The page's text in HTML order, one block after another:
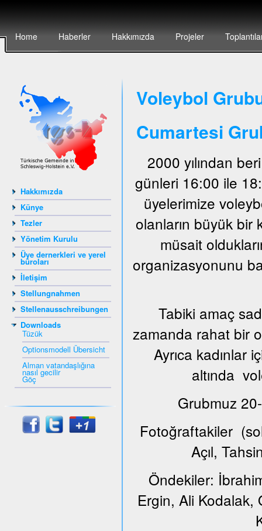
Home Haberler Hakkımızda Projeler
Hakkımızda
Künye
Tezler
Yönetim Kurulu
Üye dernerkleri ve yerel
büroları
İletişim
Stellungnahmen
Stellenausschreibungen
Downloads
Tüzük
Optionsmodell Übersicht
Alman vatandaşlığına
nasıl gecilir
Göç
Voleybol
Cumartesi
2000 yılından
günleri 16:00 ile
üyelerimize
olanların büyük bir
müsait
organizasyonunu
Tabiki amaç
zamanda rahat bir
Ayrıca kadınlar
altında
Grubmuz
Fotoğraftakiler
Açıl,
Öndekiler:
Ergin, Ali Kodalak,